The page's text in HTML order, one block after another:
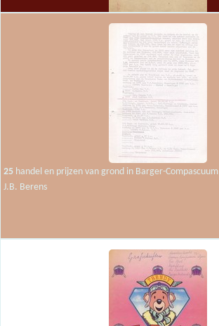
Kaart van het Waterschap Barger-Compascuum
25 handel en prijzen van grond in Barger-Compascuum
J.B. Berens